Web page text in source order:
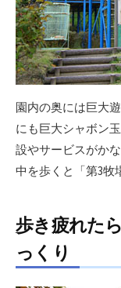
園内の奥には巨大
にも巨大シャボン
設やサービスがか
中を歩くと「第3牧
歩き疲れた
っくり